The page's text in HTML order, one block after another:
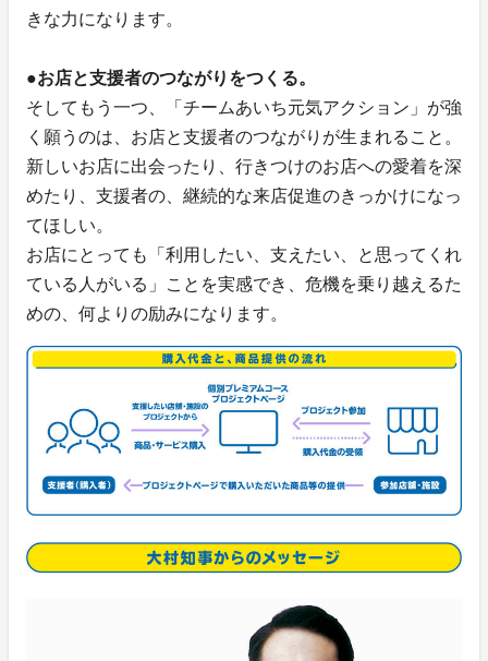
きな力になります。
●お店と支援者のつながりをつくる。
そしてもう一つ、「チームあいち元気アクション」が強
く願うのは、お店と支援者のつながりが生まれること。
新しいお店に出会ったり、行きつけのお店への愛着を深
めたり、支援者の、継続的な来店促進のきっかけになっ
てほしい。
お店にとっても「利用したい、支えたい、と思ってくれ
ている人がいる」ことを実感でき、危機を乗り越えるた
めの、何よりの励みになります。